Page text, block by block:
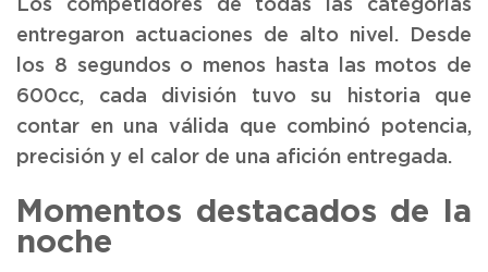
Los competidores de todas las categorías
entregaron actuaciones de alto nivel. Desde
los 8 segundos o menos hasta las motos de
600cc, cada división tuvo su historia que
contar en una válida que combinó potencia,
precisión y el calor de una afición entregada.
Momentos destacados de la
noche